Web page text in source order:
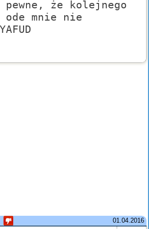
że kolejnego
ode mnie nie
01.04.2016